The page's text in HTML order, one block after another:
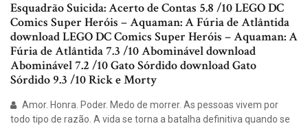
Esquadrão Suicida: Acerto de Contas 5.8 /10 LEGO DC
Comics Super Heróis – Aquaman: A Fúria de Atlântida
download LEGO DC Comics Super Heróis – Aquaman: A
Fúria de Atlântida 7.3 /10 Abominável download
Abominável 7.2 /10 Gato Sórdido download Gato
Sórdido 9.3 /10 Rick e Morty
Amor. Honra. Poder. Medo de morrer. As pessoas vivem por
todo tipo de razão. A vida se torna a batalha definitiva quando se